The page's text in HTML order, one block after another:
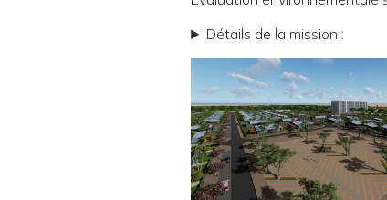
Détails de la mission :